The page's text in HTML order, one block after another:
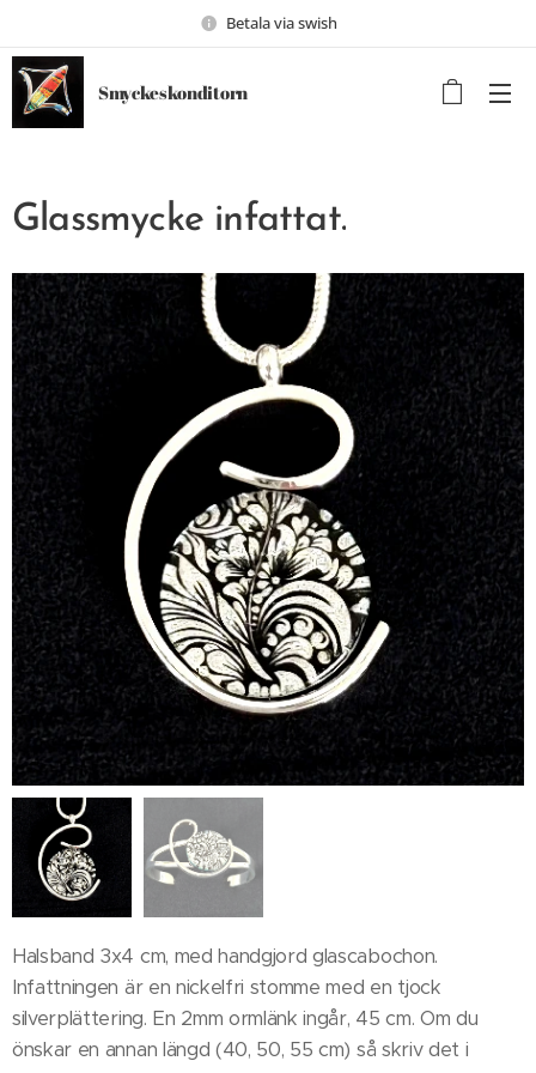
Betala via swish
Smyckeskonditorn
Glassmycke infattat.
Halsband 3x4 cm, med handgjord glascabochon.
Infattningen är en nickelfri stomme med en tjock
silverplättering. En 2mm ormlänk ingår, 45 cm. Om du
önskar en annan längd (40, 50, 55 cm) så skriv det i